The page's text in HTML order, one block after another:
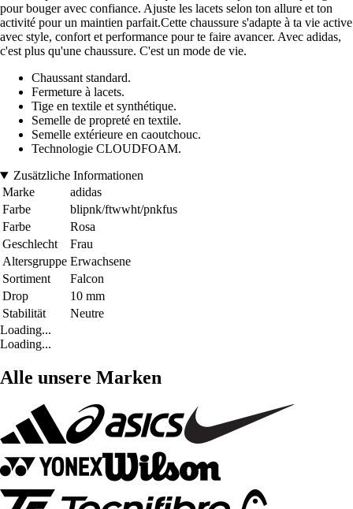
pour bouger avec confiance. Ajuste les lacets selon ton allure et ton
activité pour un maintien parfait.Cette chaussure s'adapte à ta vie active
avec style, confort et performance pour te faire avancer. Avec adidas,
c'est plus qu'une chaussure. C'est un mode de vie.
Chaussant standard.
Fermeture à lacets.
Tige en textile et synthétique.
Semelle de propreté en textile.
Semelle extérieure en caoutchouc.
Technologie CLOUDFOAM.
Zusätzliche Informationen
Marke
adidas
Farbe
blipnk/ftwwht/pnkfus
Farbe
Rosa
Geschlecht
Frau
Altersgruppe Erwachsene
Sortiment
Falcon
Drop
10 mm
Stabilität
Neutre
Loading...
Loading...
Alle unsere Marken